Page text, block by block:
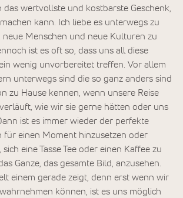
das wertvollste und kostbarste Geschenk,
kann. Ich liebe es unterwegs zu
neue Menschen und neue Kulturen zu
ist es oft so, dass uns all diese
wenig unvorbereitet treffen. Vor allem
unterwegs sind die so ganz anders sind
zu Hause kennen, wenn unsere Reise
wie wir sie gerne hätten oder uns
ist es immer wieder der perfekte
für einen Moment hinzusetzen oder
eine Tasse Tee oder einen Kaffee zu
Ganze, das gesamte Bild, anzusehen.
einem gerade zeigt, denn erst wenn wir
können, ist es uns möglich